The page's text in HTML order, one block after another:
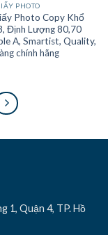
PHOTO
Photo Copy Khổ
Định Lượng 80,70
A, Smartist, Quality,
chính hãng
1, Quận 4, TP. Hồ